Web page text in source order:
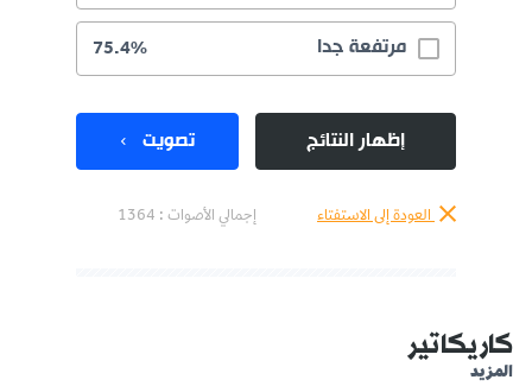
مرتفعة جدا 75.4%
إظهار النتائج تصويت
العودة إلى الاستفتاء إجمالي الأصوات : 1364
كاريكاتير
المزيد